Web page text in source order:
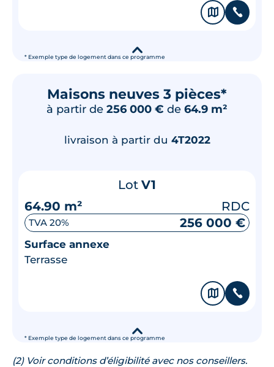
* Exemple type de logement dans ce programme
🗞 📞
▾
Maisons neuves 3 pièces*
à partir de 256 000 € de 64.9 m²
* Exemple type de logement dans ce programme
livraison à partir du 4T2022
Lot V1
64.90 m²
RDC
TVA 20% 256 000 €
Surface annexe
Terrasse
🗞 📞
▾
(2) Voir conditions d’éligibilité avec nos conseillers.